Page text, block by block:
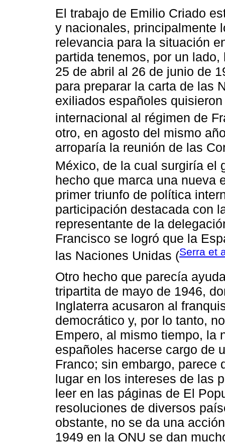
El trabajo de Emilio Criado
y nacionales, principalmente
relevancia para la situación
partida tenemos, por un
25 de abril al 26 de junio de
para preparar la carta de las
exiliados españoles
internacional al régimen de
otro, en agosto del mismo
arroparía la reunión de las
México, de la cual surgiría el
hecho que marca una nueva
primer triunfo de política
participación destacada con
representante de la
Francisco se logró que la
las Naciones Unidas (Serra et
Otro hecho que parecía
tripartita de mayo de 1946,
Inglaterra acusaron al
democrático y, por lo tanto,
Empero, al mismo tiempo, la
españoles hacerse cargo de
Franco; sin embargo, parece
lugar en los intereses de las
leer en las páginas de El
resoluciones de diversos
obstante, no se da una
1949 en la ONU se dan